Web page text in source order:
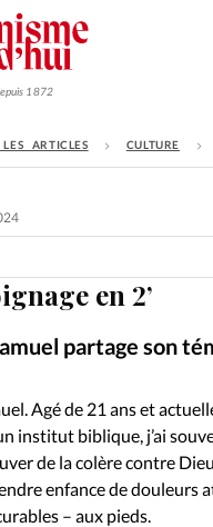
1872
S'ABONNER
ARTICLES CULTURE
en 2’
partage son
Agé de 21 ans et
institut biblique, j’ai
de la colère contre
enfance de douleurs
– aux pieds.